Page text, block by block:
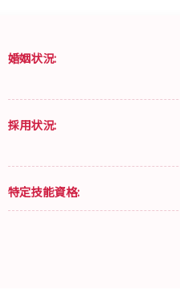
婚姻状況:
採用状況:
特定技能資格: